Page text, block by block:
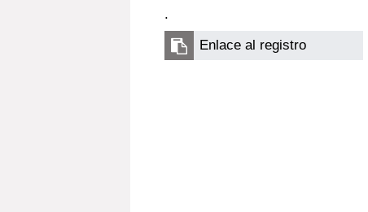
.
Enlace al registro